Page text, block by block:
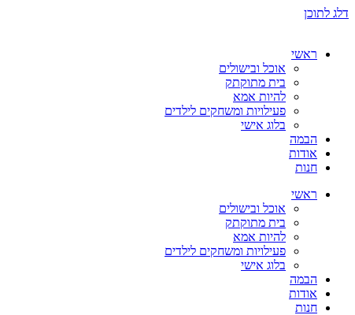
דלג לתוכן
ראשי
אוכל ובישולים
בית מתוקתק
להיות אמא
פעילויות ומשחקים לילדים
בלוג אישי
הבמה
אודות
חנות
ראשי
אוכל ובישולים
בית מתוקתק
להיות אמא
פעילויות ומשחקים לילדים
בלוג אישי
הבמה
אודות
חנות